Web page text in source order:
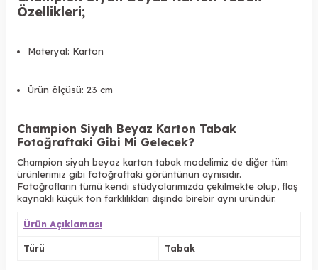
Özellikleri;
Materyal: Karton
Ürün ölçüsü: 23 cm
Champion Siyah Beyaz Karton Tabak
Fotoğraftaki Gibi Mi Gelecek?
Champion siyah beyaz karton tabak modelimiz de diğer tüm
ürünlerimiz gibi fotoğraftaki görüntünün aynısıdır.
Fotoğrafların tümü kendi stüdyolarımızda çekilmekte olup, flaş
kaynaklı küçük ton farklılıkları dışında birebir aynı üründür.
Ürün Açıklaması
Türü Tabak